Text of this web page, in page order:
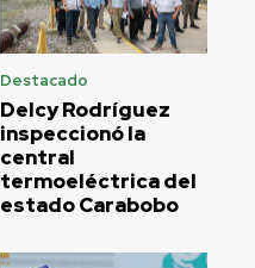
Destacado
Delcy Rodríguez
inspeccionó la
central
termoeléctrica del
estado Carabobo